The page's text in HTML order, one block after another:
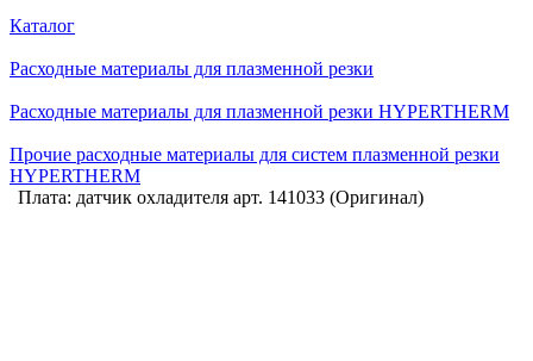
Каталог
Расходные материалы для плазменной резки
Расходные материалы для плазменной резки HYPERTHERM
Прочие расходные материалы для систем плазменной резки
HYPERTHERM
Плата: датчик охладителя арт. 141033 (Оригинал)